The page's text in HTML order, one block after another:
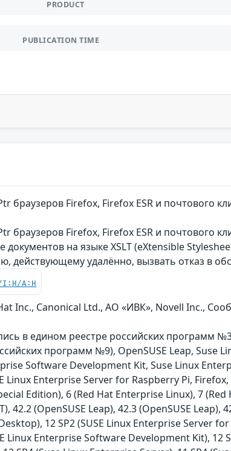
PRODUCT
PUBLICATION TIME
браузеров Firefox, Firefox ESR и почтового
браузеров Firefox, Firefox ESR и почтового
на языке XSLT (eXtensible
действующему удалённо, вызвать отказ в
I:H/A:H
Inc., Canonical Ltd., АО «ИВК», Novell Inc.,
в едином реестре российских программ
программ №9), OpenSUSE Leap, Suse
Software Development Kit, Suse Linux
Linux Enterprise Server for Raspberry Pi,
Edition), 6 (Red Hat Enterprise Linux), 7
42.2 (OpenSUSE Leap), 42.3 (OpenSUSE Leap),
12 SP2 (SUSE Linux Enterprise Server
Linux Enterprise Software Development Kit),